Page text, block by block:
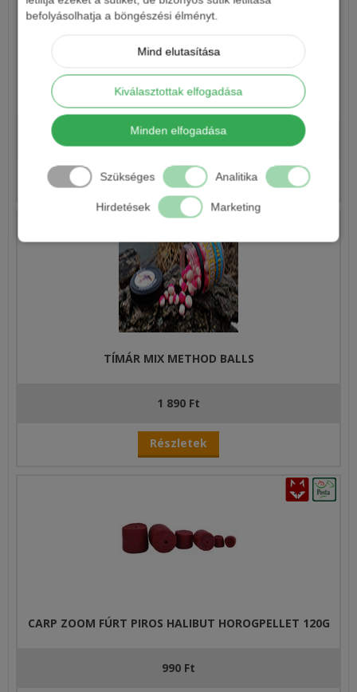
befolyásolhatja a böngészési élményt.
Mind elutasítása
Kiválasztottak elfogadása
Minden elfogadása
Szükséges Analitika
Hirdetések Marketing
DOVIT 4 COLOR WAFTERS 10MM, 14MM, 16MM, 20MM
1 590 Ft
Részletek
TÍMÁR MIX METHOD BALLS
1 890 Ft
Részletek
CARP ZOOM FÚRT PIROS HALIBUT HOROGPELLET 120G
990 Ft